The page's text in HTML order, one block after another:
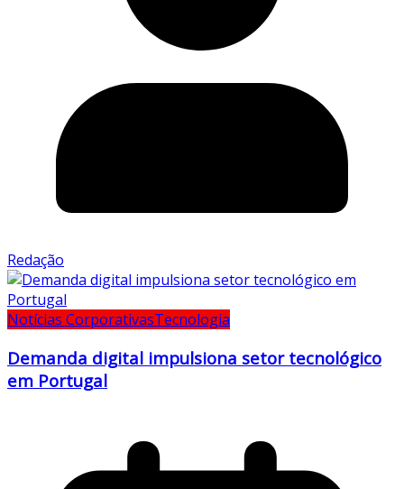
Redação
Notícias CorporativasTecnologia
Demanda digital impulsiona setor tecnológico
em Portugal